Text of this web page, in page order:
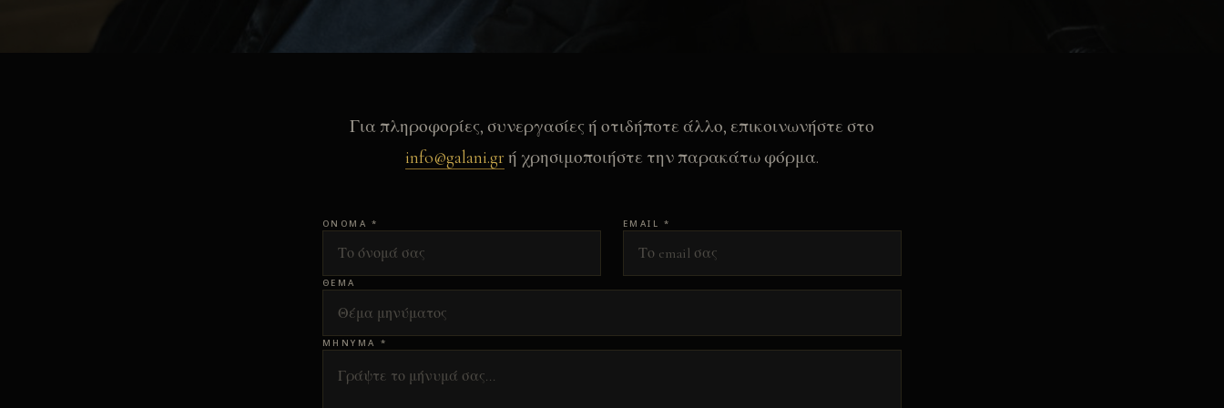
Για πληροφορίες, συνεργασίες ή οτιδήποτε άλλο, επικοινωνήστε στο
info@galani.gr ή χρησιμοποιήστε την παρακάτω φόρμα.
ΌΝΟΜΑ * EMAIL *
ΘΈΜΑ
ΜΉΝΥΜΑ *